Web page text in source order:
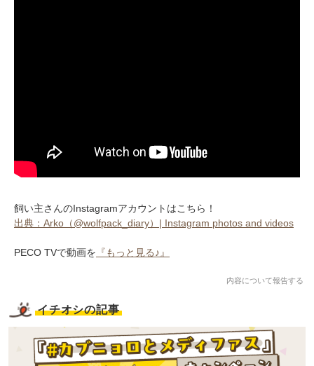
飼い主さんのInstagramアカウントはこちら！
出典：Arko（@wolfpack_diary）| Instagram photos and videos
PECO TVで動画を 『もっと見る♪』
内容について報告する
イチオシの記事